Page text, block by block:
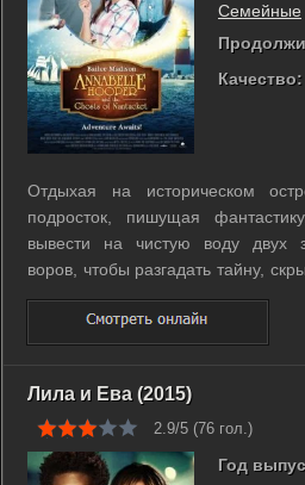
Семейные
Качество:
Отдыхая на историческом
подросток, пишущая
вывести на чистую воду двух
воров, чтобы разгадать тайну,
призраке. ...
Лила и Ева (2015)
2.9/5 (76 гол.)
Год